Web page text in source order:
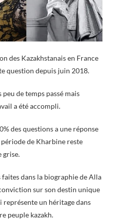
des Kazakhstanais en France
question depuis juin 2018.
peu de temps passé mais
a été accompli.
des questions a une réponse
de Kharbine reste
grise.
faites dans la biographie de Alla
sur son destin unique
un héritage dans
peuple kazakh.